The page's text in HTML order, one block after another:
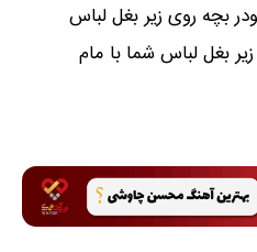
بچه روی زیر بغل لباس
بغل لباس شما با مام